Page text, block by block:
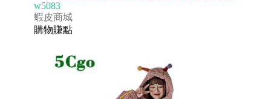
w5083
蝦皮商城
購物賺點